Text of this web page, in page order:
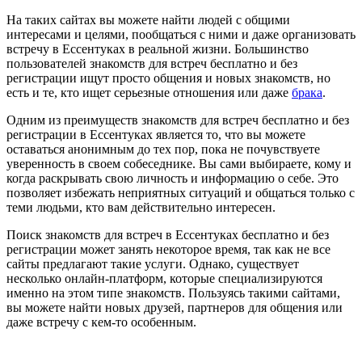
На таких сайтах вы можете найти людей с общими
интересами и целями, пообщаться с ними и даже организовать
встречу в Ессентуках в реальной жизни. Большинство
пользователей знакомств для встреч бесплатно и без
регистрации ищут просто общения и новых знакомств, но
есть и те, кто ищет серьезные отношения или даже брака.
Одним из преимуществ знакомств для встреч бесплатно и без
регистрации в Ессентуках является то, что вы можете
оставаться анонимным до тех пор, пока не почувствуете
уверенность в своем собеседнике. Вы сами выбираете, кому и
когда раскрывать свою личность и информацию о себе. Это
позволяет избежать неприятных ситуаций и общаться только с
теми людьми, кто вам действительно интересен.
Поиск знакомств для встреч в Ессентуках бесплатно и без
регистрации может занять некоторое время, так как не все
сайты предлагают такие услуги. Однако, существует
несколько онлайн-платформ, которые специализируются
именно на этом типе знакомств. Пользуясь такими сайтами,
вы можете найти новых друзей, партнеров для общения или
даже встречу с кем-то особенным.